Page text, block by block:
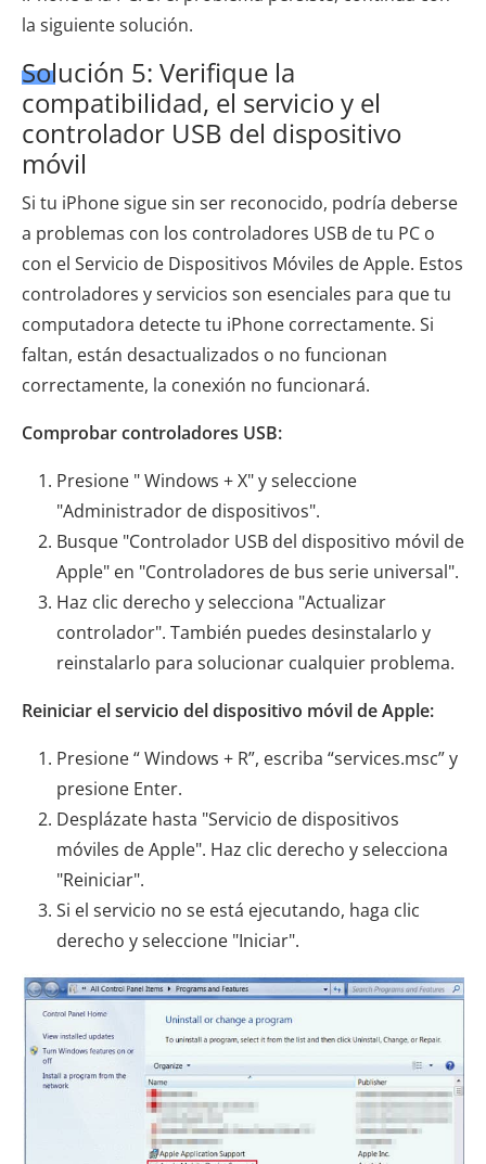
la siguiente solución.
Solución 5: Verifique la
compatibilidad, el servicio y el
controlador USB del dispositivo
móvil
Si tu iPhone sigue sin ser reconocido, podría deberse
a problemas con los controladores USB de tu PC o
con el Servicio de Dispositivos Móviles de Apple. Estos
controladores y servicios son esenciales para que tu
computadora detecte tu iPhone correctamente. Si
faltan, están desactualizados o no funcionan
correctamente, la conexión no funcionará.
Comprobar controladores USB:
Presione " Windows + X" y seleccione
"Administrador de dispositivos".
Busque "Controlador USB del dispositivo móvil de
Apple" en "Controladores de bus serie universal".
Haz clic derecho y selecciona "Actualizar
controlador". También puedes desinstalarlo y
reinstalarlo para solucionar cualquier problema.
Reiniciar el servicio del dispositivo móvil de Apple:
Presione “ Windows + R”, escriba “services.msc” y
presione Enter.
Desplázate hasta "Servicio de dispositivos
móviles de Apple". Haz clic derecho y selecciona
"Reiniciar".
Si el servicio no se está ejecutando, haga clic
derecho y seleccione "Iniciar".